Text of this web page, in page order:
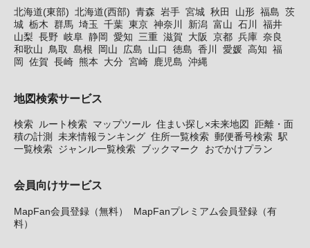
北海道(東部) 北海道(西部) 青森 岩手 宮城 秋田 山形 福島 茨
城 栃木 群馬 埼玉 千葉 東京 神奈川 新潟 富山 石川
福井
山梨 長野 岐阜 静岡 愛知 三重 滋賀 大阪 京都 兵庫 奈良
和歌山 鳥取 島根 岡山 広島 山口 徳島 香川 愛媛 高知 福
岡
佐賀 長崎 熊本 大分 宮崎 鹿児島 沖縄
地図検索サービス
検索 ルート検索 マップツール 住まい探し×未来地図
距離・面
積の計測
未来情報ランキング 住所一覧検索 郵便番号検索 駅
一覧検索 ジャンル一覧検索 ブックマーク おでかけプラン
会員向けサービス
MapFan会員登録（無料）
MapFanプレミアム会員登録（有
料）